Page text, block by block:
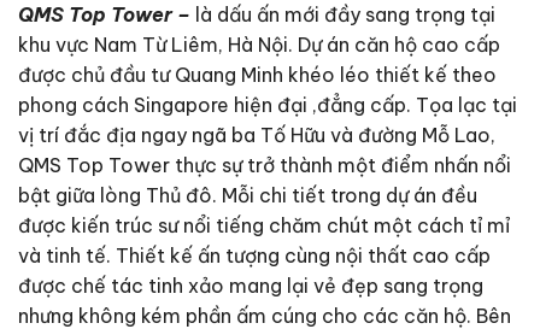
QMS Top Tower – là dấu ấn mới đầy sang trọng tại
khu vực Nam Từ Liêm, Hà Nội. Dự án căn hộ cao cấp
được chủ đầu tư Quang Minh khéo léo thiết kế theo
phong cách Singapore hiện đại ,đẳng cấp. Tọa lạc tại
vị trí đắc địa ngay ngã ba Tố Hữu và đường Mỗ Lao,
QMS Top Tower thực sự trở thành một điểm nhấn nổi
bật giữa lòng Thủ đô. Mỗi chi tiết trong dự án đều
được kiến trúc sư nổi tiếng chăm chút một cách tỉ mỉ
và tinh tế. Thiết kế ấn tượng cùng nội thất cao cấp
được chế tác tinh xảo mang lại vẻ đẹp sang trọng
nhưng không kém phần ấm cúng cho các căn hộ. Bên